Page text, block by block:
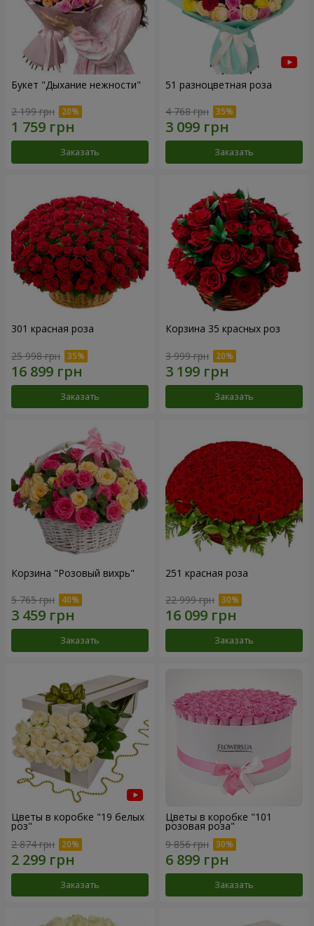
Букет "Дыхание нежности"
2 199 грн
Заказать
51 разноцветная роза
4 768 грн
Заказать
301 красная роза
25 998 грн
Заказать
Корзина 35 красных роз
3 999 грн
Заказать
Корзина "Розовый вихрь"
5 765 грн
Заказать
251 красная роза
22 999 грн
Заказать
Цветы в коробке "19 белых
роз"
2 874 грн
Заказать
Цветы в коробке "101
розовая роза"
9 856 грн
Заказать